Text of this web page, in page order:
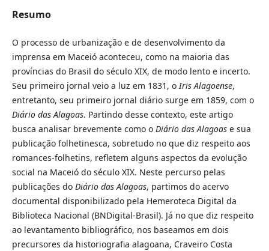
Resumo
O processo de urbanização e de desenvolvimento da
imprensa em Maceió aconteceu, como na maioria das
províncias do Brasil do século XIX, de modo lento e incerto.
Seu primeiro jornal veio a luz em 1831, oIris Alagoense,
entretanto, seu primeiro jornal diário surge em 1859, com o
Diário das Alagoas. Partindo desse contexto, este artigo
busca analisar brevemente como o Diário das Alagoase sua
publicação folhetinesca, sobretudo no que diz respeito aos
romances-folhetins, refletem alguns aspectos da evolução
social na Maceió do século XIX. Neste percurso pelas
publicações do Diário das Alagoas, partimos do acervo
documental disponibilizado pela Hemeroteca Digital da
Biblioteca Nacional (BNDigital-Brasil). Já no que diz respeito
ao levantamento bibliográfico, nos baseamos em dois
precursores da historiografia alagoana, Craveiro Costa